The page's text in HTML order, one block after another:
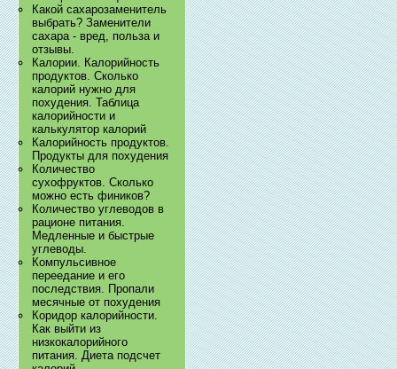
Какой сахарозаменитель
выбрать? Заменители
сахара - вред, польза и
отзывы.
Калории. Калорийность
продуктов. Сколько
калорий нужно для
похудения. Таблица
калорийности и
калькулятор калорий
Калорийность продуктов.
Продукты для похудения
Количество
сухофруктов. Сколько
можно есть фиников?
Количество углеводов в
рационе питания.
Медленные и быстрые
углеводы.
Компульсивное
переедание и его
последствия. Пропали
месячные от похудения
Коридор калорийности.
Как выйти из
низкокалорийного
питания. Диета подсчет